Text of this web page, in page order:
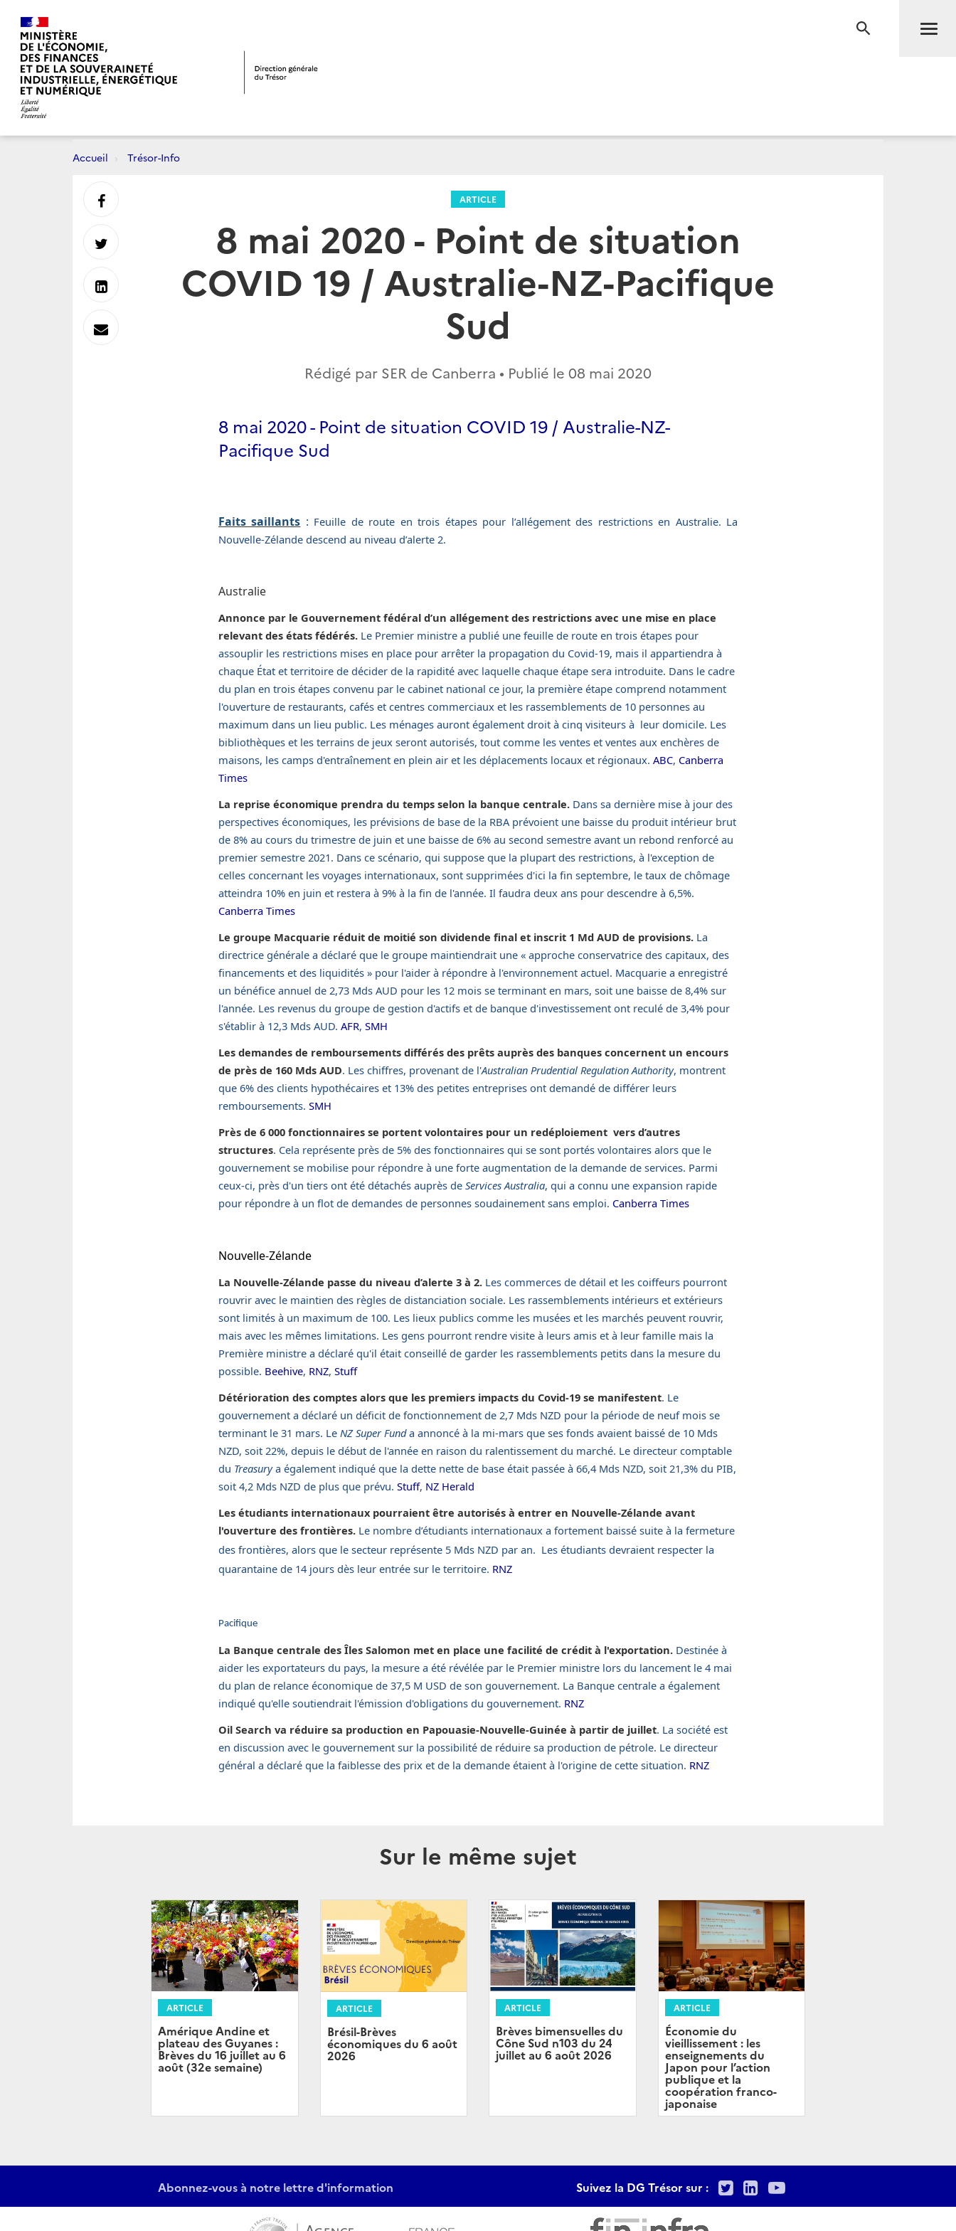
RECHERCHE
Accueil Trésor-Info
ARTICLE
8 mai 2020 - Point de situation
COVID 19 / Australie-NZ-Pacifique
Sud
Rédigé par SER de Canberra • Publié le 08 mai 2020
8 mai 2020 - Point de situation COVID 19 / Australie-NZ-
Pacifique Sud
Faits saillants : Feuille de route en trois étapes pour l’allégement des restrictions en Australie. La
Nouvelle-Zélande descend au niveau d’alerte 2.
Australie
Annonce par le Gouvernement fédéral d’un allégement des restrictions avec une mise en place
relevant des états fédérés. Le Premier ministre a publié une feuille de route en trois étapes pour
assouplir les restrictions mises en place pour arrêter la propagation du Covid-19, mais il appartiendra à
chaque État et territoire de décider de la rapidité avec laquelle chaque étape sera introduite. Dans le cadre
du plan en trois étapes convenu par le cabinet national ce jour, la première étape comprend notamment
l'ouverture de restaurants, cafés et centres commerciaux et les rassemblements de 10 personnes au
maximum dans un lieu public. Les ménages auront également droit à cinq visiteurs à leur domicile. Les
bibliothèques et les terrains de jeux seront autorisés, tout comme les ventes et ventes aux enchères de
maisons, les camps d'entraînement en plein air et les déplacements locaux et régionaux. ABC, Canberra
Times
La reprise économique prendra du temps selon la banque centrale. Dans sa dernière mise à jour des
perspectives économiques, les prévisions de base de la RBA prévoient une baisse du produit intérieur brut
de 8% au cours du trimestre de juin et une baisse de 6% au second semestre avant un rebond renforcé au
premier semestre 2021. Dans ce scénario, qui suppose que la plupart des restrictions, à l'exception de
celles concernant les voyages internationaux, sont supprimées d'ici la fin septembre, le taux de chômage
atteindra 10% en juin et restera à 9% à la fin de l'année. Il faudra deux ans pour descendre à 6,5%.
Canberra Times
Le groupe Macquarie réduit de moitié son dividende final et inscrit 1 Md AUD de provisions. La
directrice générale a déclaré que le groupe maintiendrait une « approche conservatrice des capitaux, des
financements et des liquidités » pour l'aider à répondre à l'environnement actuel. Macquarie a enregistré
un bénéfice annuel de 2,73 Mds AUD pour les 12 mois se terminant en mars, soit une baisse de 8,4% sur
l'année. Les revenus du groupe de gestion d'actifs et de banque d'investissement ont reculé de 3,4% pour
s'établir à 12,3 Mds AUD. AFR, SMH
Les demandes de remboursements différés des prêts auprès des banques concernent un encours
de près de 160 Mds AUD. Les chiffres, provenant de l'Australian Prudential Regulation Authority, montrent
que 6% des clients hypothécaires et 13% des petites entreprises ont demandé de différer leurs
remboursements. SMH
Près de 6 000 fonctionnaires se portent volontaires pour un redéploiement vers d’autres
structures. Cela représente près de 5% des fonctionnaires qui se sont portés volontaires alors que le
gouvernement se mobilise pour répondre à une forte augmentation de la demande de services. Parmi
ceux-ci, près d'un tiers ont été détachés auprès de Services Australia, qui a connu une expansion rapide
pour répondre à un flot de demandes de personnes soudainement sans emploi. Canberra Times
Nouvelle-Zélande
La Nouvelle-Zélande passe du niveau d’alerte 3 à 2. Les commerces de détail et les coiffeurs pourront
rouvrir avec le maintien des règles de distanciation sociale. Les rassemblements intérieurs et extérieurs
sont limités à un maximum de 100. Les lieux publics comme les musées et les marchés peuvent rouvrir,
mais avec les mêmes limitations. Les gens pourront rendre visite à leurs amis et à leur famille mais la
Première ministre a déclaré qu'il était conseillé de garder les rassemblements petits dans la mesure du
possible. Beehive, RNZ, Stuff
Détérioration des comptes alors que les premiers impacts du Covid-19 se manifestent. Le
gouvernement a déclaré un déficit de fonctionnement de 2,7 Mds NZD pour la période de neuf mois se
terminant le 31 mars. Le NZ Super Funda annoncé à la mi-mars que ses fonds avaient baissé de 10 Mds
NZD, soit 22%, depuis le début de l'année en raison du ralentissement du marché. Le directeur comptable
du Treasurya également indiqué que la dette nette de base était passée à 66,4 Mds NZD, soit 21,3% du PIB,
soit 4,2 Mds NZD de plus que prévu. Stuff, NZ Herald
Les étudiants internationaux pourraient être autorisés à entrer en Nouvelle-Zélande avant
l'ouverture des frontières. Le nombre d’étudiants internationaux a fortement baissé suite à la fermeture
des frontières, alors que le secteur représente 5 Mds NZD par an. Les étudiants devraient respecter la
quarantaine de 14 jours dès leur entrée sur le territoire. RNZ
Pacifique
La Banque centrale des Îles Salomon met en place une facilité de crédit à l'exportation. Destinée à
aider les exportateurs du pays, la mesure a été révélée par le Premier ministre lors du lancement le 4 mai
du plan de relance économique de 37,5 M USD de son gouvernement. La Banque centrale a également
indiqué qu'elle soutiendrait l'émission d'obligations du gouvernement. RNZ
Oil Search va réduire sa production en Papouasie-Nouvelle-Guinée à partir de juillet. La société est
en discussion avec le gouvernement sur la possibilité de réduire sa production de pétrole. Le directeur
général a déclaré que la faiblesse des prix et de la demande étaient à l'origine de cette situation. RNZ
Sur le même sujet
ARTICLE
Amérique Andine et
plateau des Guyanes :
Brèves du 16 juillet au 6
août (32e semaine)
ARTICLE
Brésil-Brèves
économiques du 6 août
2026
ARTICLE
Brèves bimensuelles du
Cône Sud n103 du 24
juillet au 6 août 2026
ARTICLE
Économie du
vieillissement : les
enseignements du
Japon pour l’action
publique et la
coopération franco-
japonaise
Partager
sur
Partager
sur
Partager
sur
Envoyer
Abonnez-vous à notre lettre d'information Suivez la DG Trésor sur : TwitterLinkedIn
Youtube